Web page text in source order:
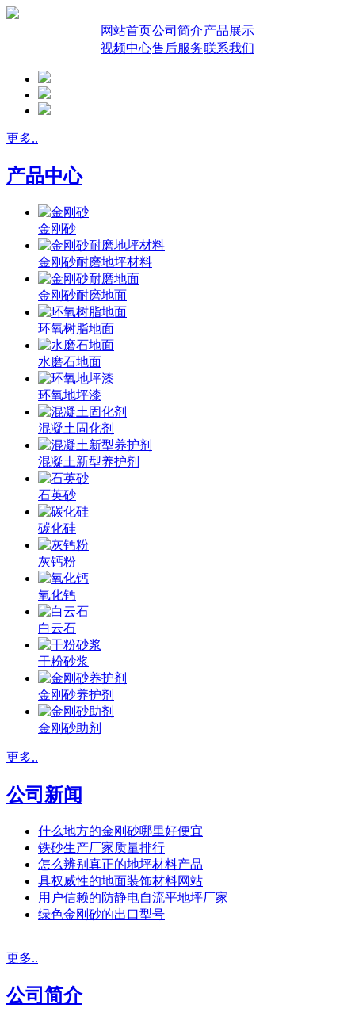
网站首页公司简介产品展示
视频中心售后服务联系我们
更多..
产品中心
金刚砂
金刚砂耐磨地坪材料
金刚砂耐磨地面
环氧树脂地面
水磨石地面
环氧地坪漆
混凝土固化剂
混凝土新型养护剂
石英砂
碳化硅
灰钙粉
氧化钙
白云石
干粉砂浆
金刚砂养护剂
金刚砂助剂
更多..
公司新闻
什么地方的金刚砂哪里好便宜
铁砂生产厂家质量排行
怎么辨别真正的地坪材料产品
具权威性的地面装饰材料网站
用户信赖的防静电自流平地坪厂家
绿色金刚砂的出口型号
更多..
公司简介